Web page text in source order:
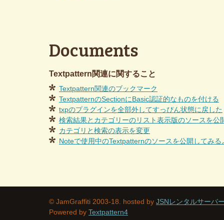
Documents
Textpattern関連に関すること
Textpattern関連のブックマーク
TextpatternのSectionにBasic認証的なものを付ける
txpのプラグインを全部外してすっぴん状態に戻した
検索結果とカテゴリーのリスト表示版のソースを公
カテゴリと検索の表示を変更
Noteで使用中のTextpatternのソースを公開してみる
© JamGraffiti 2003-18. hosted by JSNレンタルサーバ
Powered by Textpattern4